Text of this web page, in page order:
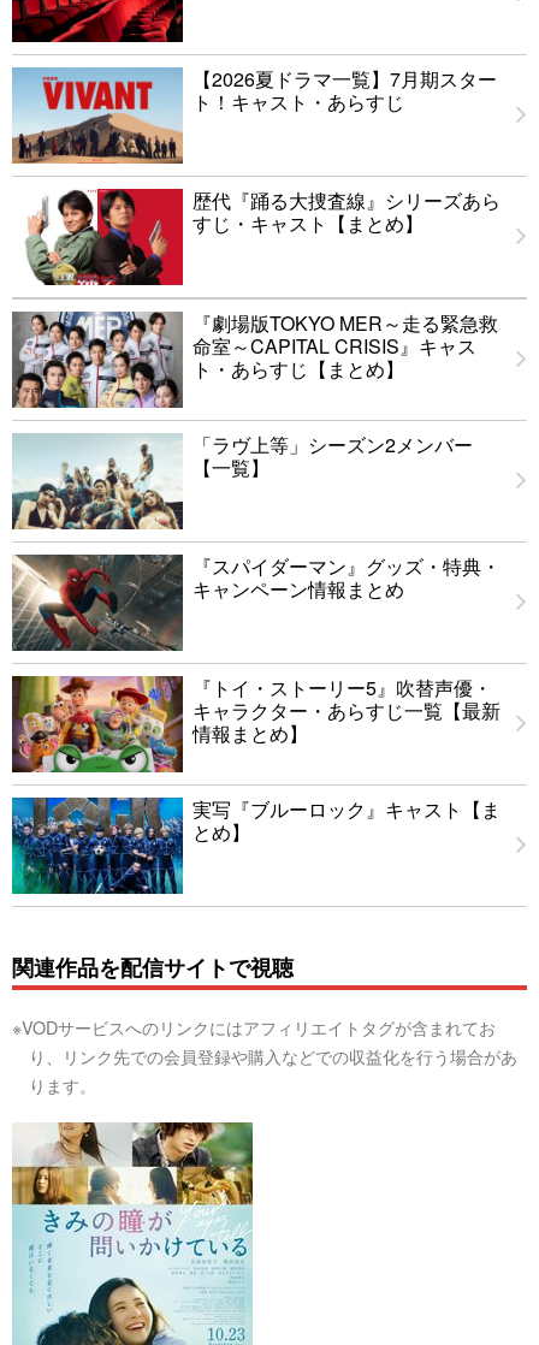
【2026夏ドラマ一覧】7月期スター
ト！キャスト・あらすじ
歴代『踊る大捜査線』シリーズあら
すじ・キャスト【まとめ】
『劇場版TOKYO MER～走る緊急救
命室～CAPITAL CRISIS』キャス
ト・あらすじ【まとめ】
「ラヴ上等」シーズン2メンバー
【一覧】
『スパイダーマン』グッズ・特典・
キャンペーン情報まとめ
『トイ・ストーリー5』吹替声優・
キャラクター・あらすじ一覧【最新
情報まとめ】
実写『ブルーロック』キャスト【ま
とめ】
関連作品を配信サイトで視聴
※VODサービスへのリンクにはアフィリエイトタグが含まれてお
り、リンク先での会員登録や購入などでの収益化を行う場合があ
ります。